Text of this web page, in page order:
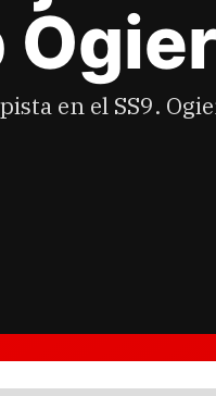
Ogier
en el SS9.